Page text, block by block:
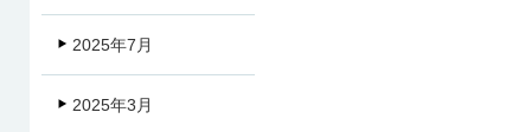
2025年7月
2025年3月